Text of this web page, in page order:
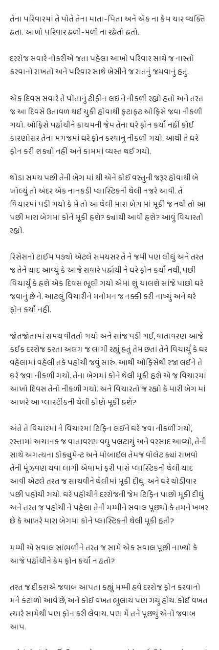
તેના પરિવારમાં તે પોતે તેના માતા-પિતા અને એક ના કેમ ચાર વ્યક્તિ
હતા. આખો પરિવાર હળી-મળી ના રહેતો હતો.
દરરોજ સવારે નોકરીએ જતા પહેલા આખો પરિવાર સાથે જ નાસ્તો
કરવાનો રાખતો અને પરિવાર સાથે બેસીને જ રાતનું જમવાનું હતું.
એક દિવસ સવારે તે પોતાનું ટીફીન લઇ ને નીકળી રહ્યો હતો અને તરત
જ આ દિવસે ઉતાવળ થઇ ચુકી હોવાથી ફટાફટ ઓફિસે જવા નીકળી
ગયો. ઓફિસે પહોંચીને કાયમની જેમ તેના ઘરે ફોન કર્યો નહીં કોઈ
કારણોસર તેના મગજમાં ઘરે ફોન કરવાનું નીકળી ગયો. આથી તે ઘરે
ફોન કરી શક્યો નહીં અને કામમાં વ્યસ્ત થઈ ગયો.
થોડા સમય પછી તેની બેગ માં થી એને કોઈ વસ્તુની જરૂર હોવાથી બે
ખોલ્યું તો અંદર એક નાનકડી પ્લાસ્ટિકની થેલી નજરે આવી. તે
વિચારમાં પડી ગયો કે મેં તો આ થેલી મારા બેગ માં મૂકી જ નથી તો આ
પછી મારા બેગમાં કોને મૂકી હશે? ક્યાંથી આવી હશે? આવું વિચારતો
રહ્યો.
રિસેસનો ટાઈમ પડ્યો એટલે સમયસર તે ને જમી પણ લીધું અને તરત
જ તેને યાદ આવ્યું કે આજે સવારે પહોંચી ને ઘરે ફોન કર્યો નથી, પછી
વિચાર્યું કે હશે એક દિવસ ભૂલી ગયો એમાં શું ચાલશે સાંજે પાછો ઘરે
જવાનું છે ને. આટલું વિચારીને મનોમન જ નક્કી કરી નાખ્યું અને ઘરે
ફોન કર્યો નહીં.
જોતજોતામાં સમય વીતતો ગયો અને સાંજ પડી ગઈ, વાતાવરણ આજે
કંઈક દરરોજ કરતા અલગ જ લાગી રહ્યું હતું તેમ છતાં તેને વિચાર્યું કે ઘર
વહેલામાં વહેલી તકે પહોંચી જવું સારું. આથી ઓફિસેથી રજા લઈને તે
ઘરે જવા નીકળી ગયો. તેના બેગમાં કોને થેલી મૂકી હશે એ જ વિચારમાં
આખો દિવસ તેનો નીકળી ગયો. અને વિચારતો જ રહ્યો કે મારી બેગ માં
આખરે આ પ્લાસ્ટીકની થેલી કોણે મૂકી હશે?
અંતે તે વિચારમાં ને વિચારમાં ટિફિન લઈને ઘરે જવા નીકળી ગયો,
રસ્તામાં અચાનક જ વાતાવરણ વધુ પલટાયું અને વરસાદ આવ્યો, તેની
સાથે અગત્યના ડોક્યુમેન્ટ અને મોબાઇલ તેમજ વોલેટ ક્યાં રાખવો
તેની મૂંઝવણ થવા લાગી એવામાં ફરી પાસે પ્લાસ્ટિકની થેલી યાદ
આવી એટલે તરત જ સાચવીને થેલીમાં મૂકી દીધું. અને ઘરે થોડીવાર
પછી પહોંચી ગયો. ઘરે પહોંચીને દરરોજની જેમ ટિફિન પાછો મૂકી દીધું
અને તરત જ પહોંચી ને પહેલા તેની મમ્મીને સવાલ પૂછ્યો કે તમને ખબર
છે કે આખરે મારા બેગમાં કોને પ્લાસ્ટિકની થેલી મૂકી હતી?
મમ્મી એ સવાલ સાંભળીને તરત જ સામે એક સવાલ પૂછી નાખ્યો કે
આજે પહોંચીને કેમ ફોન કર્યો ન હતો?
તરત જ દીકરાએ જવાબ આપતા કહ્યું મમ્મી હવે દરરોજ ફોન કરવાનો
મને કંટાળો આવે છે, અને કોઈ વખત ભુલાય પણ ગયું હોય. કોઈ વખત
ત્યારે સામેથી પણ ફોન કરી લેવાય. પણ મેં તને પૂછ્યું એનો જવાબ
આપ.